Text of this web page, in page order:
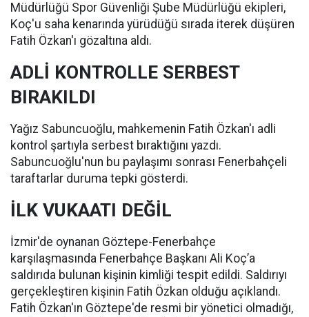
Müdürlüğü Spor Güvenliği Şube Müdürlüğü ekipleri,
Koç'u saha kenarında yürüdüğü sırada iterek düşüren
Fatih Özkan'ı gözaltına aldı.
ADLİ KONTROLLE SERBEST
BIRAKILDI
Yağız Sabuncuoğlu, mahkemenin Fatih Özkan'ı adli
kontrol şartıyla serbest bıraktığını yazdı.
Sabuncuoğlu'nun bu paylaşımı sonrası Fenerbahçeli
taraftarlar duruma tepki gösterdi.
İLK VUKAATI DEĞİL
İzmir'de oynanan Göztepe-Fenerbahçe
karşılaşmasında Fenerbahçe Başkanı Ali Koç’a
saldırıda bulunan kişinin kimliği tespit edildi. Saldırıyı
gerçekleştiren kişinin Fatih Özkan olduğu açıklandı.
Fatih Özkan'ın Göztepe'de resmi bir yönetici olmadığı,